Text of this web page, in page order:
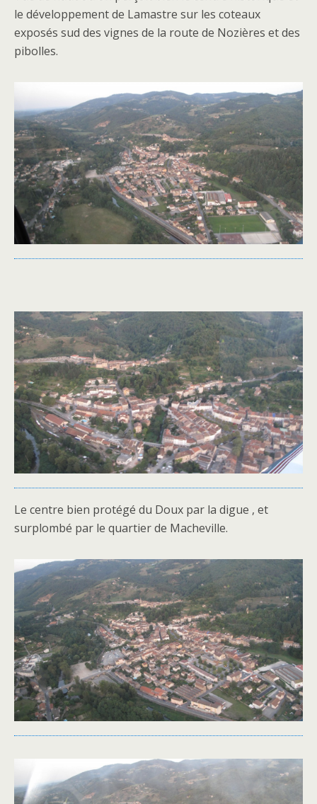
le développement de Lamastre sur les coteaux
exposés sud des vignes de la route de Nozières et des
pibolles.
Le centre bien protégé du Doux par la digue , et
surplombé par le quartier de Macheville.